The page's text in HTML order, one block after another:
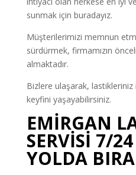
sunmak için buradayız.
Müşterilerimizi memnun
sürdürmek, firmamızın
almaktadır.
Bizlere ulaşarak,
keyfini yaşayabilirsiniz.
EMİRGAN
SERVİSİ 7/
YOLDA